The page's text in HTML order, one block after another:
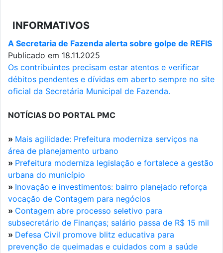
INFORMATIVOS
A Secretaria de Fazenda alerta sobre golpe de REFIS
Publicado em 18.11.2025
Os contribuintes precisam estar atentos e verificar
débitos pendentes e dívidas em aberto sempre no site
oficial da Secretária Municipal de Fazenda.
NOTÍCIAS DO PORTAL PMC
» Mais agilidade: Prefeitura moderniza serviços na
área de planejamento urbano
» Prefeitura moderniza legislação e fortalece a gestão
urbana do município
» Inovação e investimentos: bairro planejado reforça
vocação de Contagem para negócios
» Contagem abre processo seletivo para
subsecretário de Finanças; salário passa de R$ 15 mil
» Defesa Civil promove blitz educativa para
prevenção de queimadas e cuidados com a saúde